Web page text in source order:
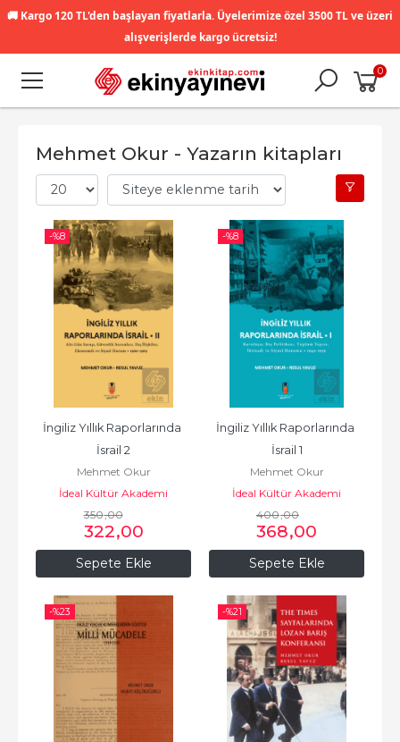
🚚 Kargo 120 TL'den başlayan fiyatlarla. Üyelerimize özel 3500 TL ve üzeri
alışverişlerde kargo ücretsiz!
0
Mehmet Okur - Yazarın kitapları
-%8
Sepete Ekle
İngiliz Yıllık Raporlarında
İsrail 2
Mehmet Okur
İdeal Kültür Akademi
350,00
322,00
-%8
Sepete Ekle
İngiliz Yıllık Raporlarında
İsrail 1
Mehmet Okur
İdeal Kültür Akademi
400,00
368,00
-%23 -%21